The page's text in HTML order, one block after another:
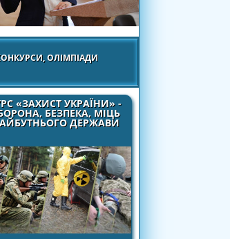
ОЛІМПІАДИ
«ЗАХИСТ УКРАЇНИ» -
БЕЗПЕКА, МІЦЬ
ДЕРЖАВИ